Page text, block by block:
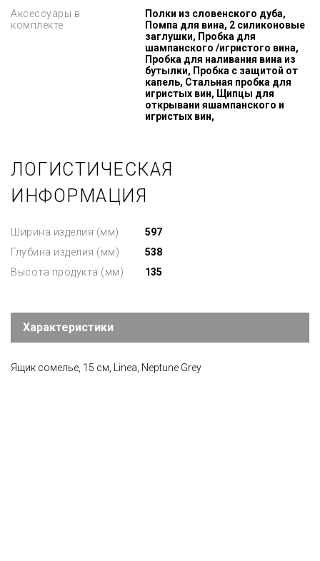
Аксессуары в
комплекте
Полки из словенского дуба,
Помпа для вина, 2 силиконовые
заглушки, Пробка для
шампанского /игристого вина,
Пробка для наливания вина из
бутылки, Пробка с защитой от
капель, Стальная пробка для
игристых вин, Щипцы для
открывани яшампанского и
игристых вин,
ЛОГИСТИЧЕСКАЯ
ИНФОРМАЦИЯ
Ширина изделия (мм)
597
Глубина изделия (мм)
538
Высота продукта (мм)
135
Характеристики
Ящик сомелье, 15 см, Linea, Neptune Grey